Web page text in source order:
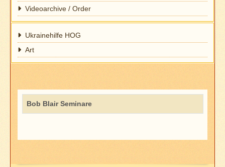
Videoarchive / Order
Ukrainehilfe HOG
Art
Titel
Bob Blair Seminare